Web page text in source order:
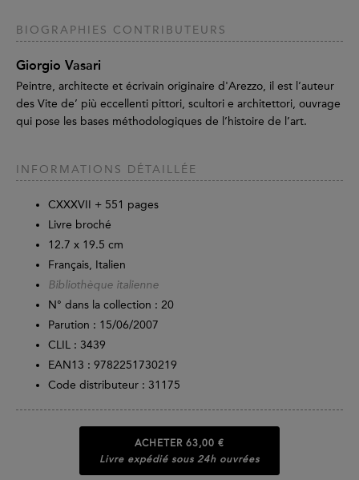
BIOGRAPHIES CONTRIBUTEURS
Giorgio Vasari
Peintre, architecte et écrivain originaire d'Arezzo, il est l’auteur
des Vite de’ più eccellenti pittori, scultori e architettori, ouvrage
qui pose les bases méthodologiques de l’histoire de l’art.
INFORMATIONS DÉTAILLÉE
CXXXVII + 551 pages
Livre broché
12.7 x 19.5 cm
Français, Italien
Bibliothèque italienne
N° dans la collection : 20
Parution : 15/06/2007
CLIL : 3439
EAN13 : 9782251730219
Code distributeur : 31175
ACHETER 63,00 €
Livre expédié sous 24h ouvrées